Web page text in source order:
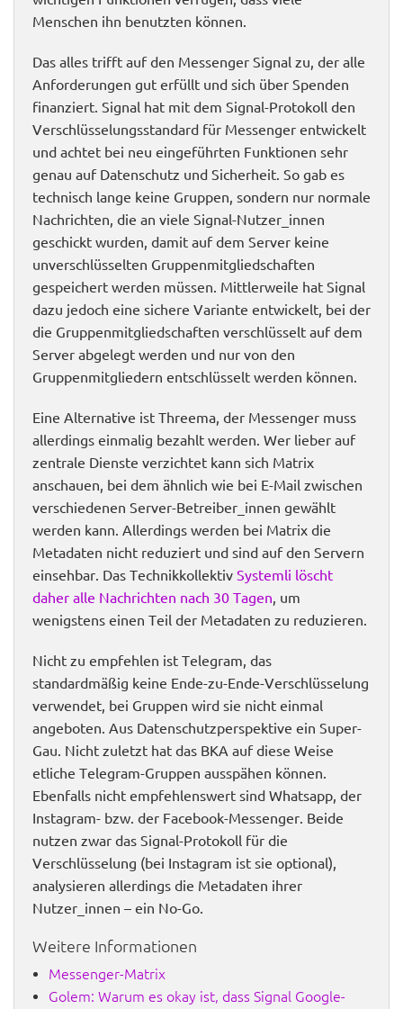
Menschen ihn benutzten können.
Das alles trifft auf den Messenger Signal zu, der alle
Anforderungen gut erfüllt und sich über Spenden
finanziert. Signal hat mit dem Signal-Protokoll den
Verschlüsselungsstandard für Messenger entwickelt
und achtet bei neu eingeführten Funktionen sehr
genau auf Datenschutz und Sicherheit. So gab es
technisch lange keine Gruppen, sondern nur normale
Nachrichten, die an viele Signal-Nutzer_innen
geschickt wurden, damit auf dem Server keine
unverschlüsselten Gruppenmitgliedschaften
gespeichert werden müssen. Mittlerweile hat Signal
dazu jedoch eine sichere Variante entwickelt, bei der
die Gruppenmitgliedschaften verschlüsselt auf dem
Server abgelegt werden und nur von den
Gruppenmitgliedern entschlüsselt werden können.
Eine Alternative ist Threema, der Messenger muss
allerdings einmalig bezahlt werden. Wer lieber auf
zentrale Dienste verzichtet kann sich Matrix
anschauen, bei dem ähnlich wie bei E-Mail zwischen
verschiedenen Server-Betreiber_innen gewählt
werden kann. Allerdings werden bei Matrix die
Metadaten nicht reduziert und sind auf den Servern
einsehbar. Das Technikkollektiv Systemli löscht
daher alle Nachrichten nach 30 Tagen, um
wenigstens einen Teil der Metadaten zu reduzieren.
Nicht zu empfehlen ist Telegram, das
standardmäßig keine Ende-zu-Ende-Verschlüsselung
verwendet, bei Gruppen wird sie nicht einmal
angeboten. Aus Datenschutzperspektive ein Super-
Gau. Nicht zuletzt hat das BKA auf diese Weise
etliche Telegram-Gruppen ausspähen können.
Ebenfalls nicht empfehlenswert sind Whatsapp, der
Instagram- bzw. der Facebook-Messenger. Beide
nutzen zwar das Signal-Protokoll für die
Verschlüsselung (bei Instagram ist sie optional),
analysieren allerdings die Metadaten ihrer
Nutzer_innen – ein No-Go.
Weitere Informationen
Messenger-Matrix
Golem: Warum es okay ist, dass Signal Google-